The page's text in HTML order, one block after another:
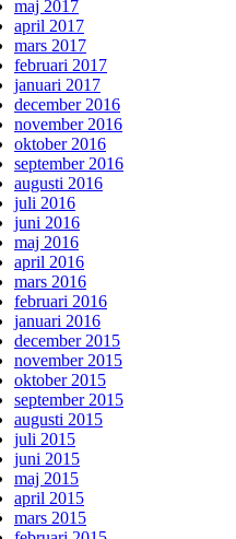
maj 2017
april 2017
mars 2017
februari 2017
januari 2017
december 2016
november 2016
oktober 2016
september 2016
augusti 2016
juli 2016
juni 2016
maj 2016
april 2016
mars 2016
februari 2016
januari 2016
december 2015
november 2015
oktober 2015
september 2015
augusti 2015
juli 2015
juni 2015
maj 2015
april 2015
mars 2015